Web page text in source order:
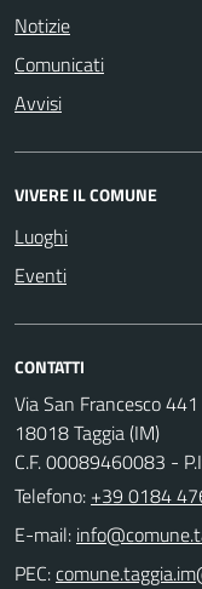
Notizie
Comunicati
Avvisi
VIVERE IL COMUNE
Luoghi
Eventi
CONTATTI
Via San Francesco 441
18018 Taggia (IM)
C.F. 00089460083 -
Telefono: +39 0184
E-mail:
PEC: